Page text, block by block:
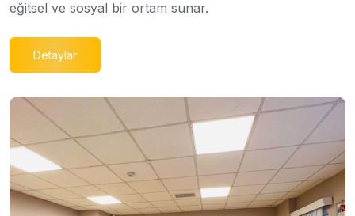
eğitsel ve sosyal bir ortam sunar.
Detaylar